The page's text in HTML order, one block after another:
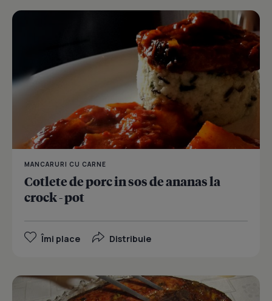
MANCARURI CU CARNE
Cotlete de porc in sos de ananas la
crock - pot
Îmi place Distribuie